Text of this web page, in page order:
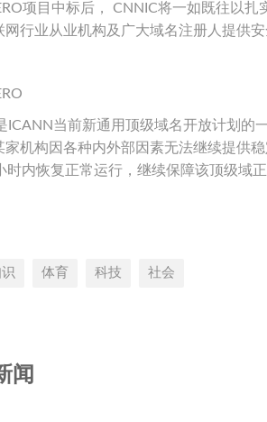
项目中标后， CNNIC将一如既往以
网行业从业机构及广大域名注册人提供
ICANN当前新通用顶级域名开放计划的
家机构因各种内外部因素无法继续提供
时内恢复正常运行，继续保障该顶级域
体育 科技 社会
闻